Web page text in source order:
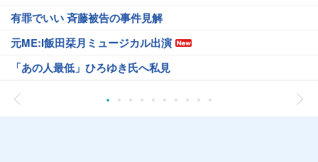
有罪でいい 斉藤被告の事件見解
元ME:I飯田栞月ミュージカル出演
「あの人最低」ひろゆき氏へ私見